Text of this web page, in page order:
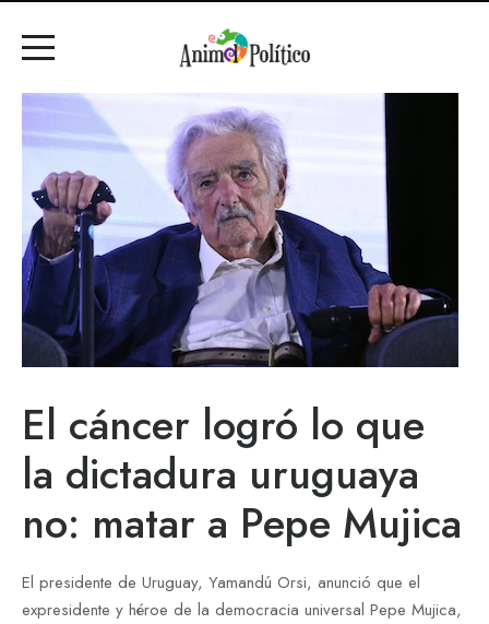
El cáncer logró lo que
la dictadura uruguaya
no: matar a Pepe Mujica
El presidente de Uruguay, Yamandú Orsi, anunció que el
expresidente y héroe de la democracia universal Pepe Mujica,